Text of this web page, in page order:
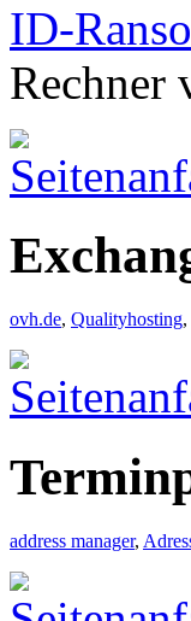
ID-
Rechner
ovh.de, Qualityhosting,
address manager,